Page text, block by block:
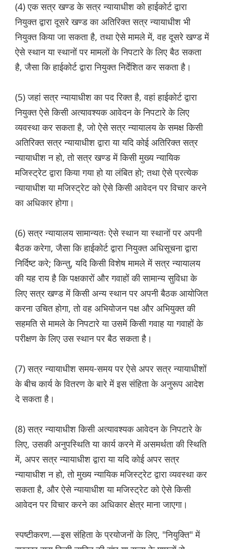
(4) एक सत्र खण्ड के सत्र न्यायाधीश को हाईकोर्ट द्वारा
नियुक्त द्वारा दूसरे खण्ड का अतिरिक्त सत्र न्यायाधीश भी
नियुक्त किया जा सकता है, तथा ऐसे मामले में, वह दूसरे खण्ड में
ऐसे स्थान या स्थानों पर मामलों के निपटारे के लिए बैठ सकता
है, जैसा कि हाईकोर्ट द्वारा नियुक्त निर्देशित कर सकता है।
(5) जहां सत्र न्यायाधीश का पद रिक्त है, वहां हाईकोर्ट द्वारा
नियुक्त ऐसे किसी अत्यावश्यक आवेदन के निपटारे के लिए
व्यवस्था कर सकता है, जो ऐसे सत्र न्यायालय के समक्ष किसी
अतिरिक्त सत्र न्यायाधीश द्वारा या यदि कोई अतिरिक्त सत्र
न्यायाधीश न हो, तो सत्र खण्ड में किसी मुख्य न्यायिक
मजिस्ट्रेट द्वारा किया गया हो या लंबित हो; तथा ऐसे प्रत्येक
न्यायाधीश या मजिस्ट्रेट को ऐसे किसी आवेदन पर विचार करने
का अधिकार होगा।
(6) सत्र न्यायालय सामान्यतः ऐसे स्थान या स्थानों पर अपनी
बैठक करेगा, जैसा कि हाईकोर्ट द्वारा नियुक्त अधिसूचना द्वारा
निर्दिष्ट करे; किन्तु, यदि किसी विशेष मामले में सत्र न्यायालय
की यह राय है कि पक्षकारों और गवाहों की सामान्य सुविधा के
लिए सत्र खण्ड में किसी अन्य स्थान पर अपनी बैठक आयोजित
करना उचित होगा, तो वह अभियोजन पक्ष और अभियुक्त की
सहमति से मामले के निपटारे या उसमें किसी गवाह या गवाहों के
परीक्षण के लिए उस स्थान पर बैठ सकता है।
(7) सत्र न्यायाधीश समय-समय पर ऐसे अपर सत्र न्यायाधीशों
के बीच कार्य के वितरण के बारे में इस संहिता के अनुरूप आदेश
दे सकता है।
(8) सत्र न्यायाधीश किसी अत्यावश्यक आवेदन के निपटारे के
लिए, उसकी अनुपस्थिति या कार्य करने में असमर्थता की स्थिति
में, अपर सत्र न्यायाधीश द्वारा या यदि कोई अपर सत्र
न्यायाधीश न हो, तो मुख्य न्यायिक मजिस्ट्रेट द्वारा व्यवस्था कर
सकता है, और ऐसे न्यायाधीश या मजिस्ट्रेट को ऐसे किसी
आवेदन पर विचार करने का अधिकार क्षेत्र माना जाएगा।
स्पष्टीकरण.—इस संहिता के प्रयोजनों के लिए, "नियुक्ति" में